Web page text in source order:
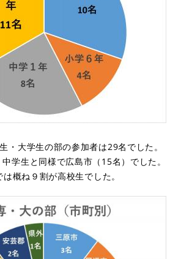
・大学生の部の参加者は29名でした。
学生と同様で広島市（15名）でした。
概ね９割が高校生でした。